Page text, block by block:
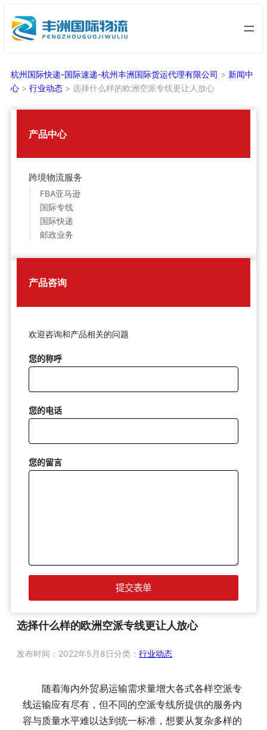
至
杭州国际快递-国际速递-杭州丰洲国际货运代理有限公司 > 新闻中
心 > 行业动态 > 选择什么样的欧洲空派专线更让人放心
产品中心
跨境物流服务
FBA亚马逊
国际专线
国际快递
邮政业务
产品咨询
欢迎咨询和产品相关的问题
您的称呼
您的电话
您的留言
选择什么样的欧洲空派专线更让人放心
发布时间： 2022年5月8日分类： 行业动态
随着海内外贸易运输需求量增大各式各样空派专
线运输应有尽有，但不同的空派专线所提供的服务内
容与质量水平难以达到统一标准，想要从复杂多样的